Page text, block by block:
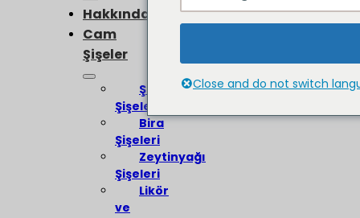
Hakkında
Cam
Şişeler
Şarap
Şişeleri
Bira
Şişeleri
Zeytinyağı
Şişeleri
Likör
ve
Close and do not switch